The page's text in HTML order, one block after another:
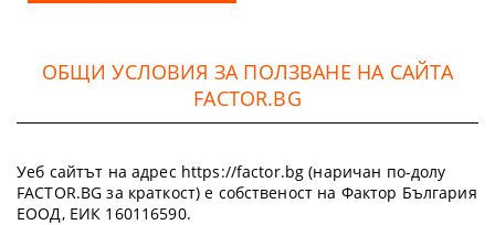
ОБЩИ УСЛОВИЯ ЗА ПОЛЗВАНЕ НА САЙТА
FACTOR.BG
Уеб сайтът на адрес https://factor.bg (наричан по-долу
FACTOR.BG за краткост) е собственост на Фактор България
ЕООД, ЕИК 160116590.